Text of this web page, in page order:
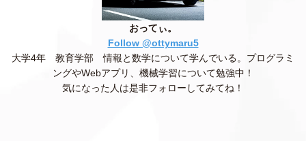
おってぃ。
Follow @ottymaru5
大学4年 教育学部 情報と数学について学んでいる。プログラミ
ングやWebアプリ、機械学習について勉強中！
気になった人は是非フォローしてみてね！